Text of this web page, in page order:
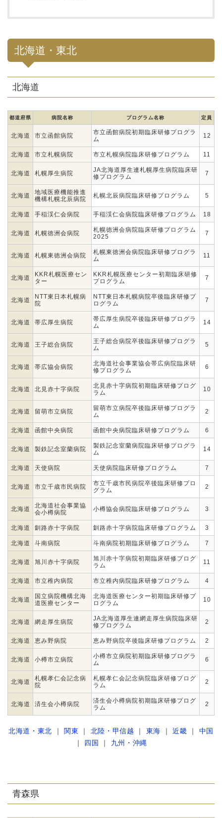
北海道・東北
北海道
都道府県 病院名称 プログラム名称 定員
北海道 市立函館病院
市立函館病院初期臨床研修プログラ
ム
12
北海道 市立札幌病院 市立札幌病院臨床研修プログラム 11
北海道 札幌厚生病院
JA北海道厚生連札幌厚生病院臨床研
修プログラム
7
北海道
地域医療機能推進
機構札幌北辰病院
札幌北辰病院臨床研修プログラム 5
北海道 手稲渓仁会病院 手稲渓仁会病院臨床研修プログラム 18
北海道 札幌徳洲会病院
札幌徳洲会病院臨床研修プログラム
2025
7
北海道 札幌東徳洲会病院
札幌東徳洲会病院臨床研修プログラ
ム
11
北海道
KKR札幌医療セン
ター
KKR札幌医療センター初期臨床研修
プログラム
7
北海道
NTT東日本札幌病
院
NTT東日本札幌病院卒後臨床研修プ
ログラム
7
北海道 帯広厚生病院
帯広厚生病院卒後臨床研修プログラ
ム
14
北海道 王子総合病院
王子総合病院卒後臨床研修プログラ
ム
5
北海道 帯広協会病院
北海道社会事業協会帯広病院臨床研
修プログラム
6
北海道 北見赤十字病院
北見赤十字病院初期臨床研修プログ
ラム
10
北海道 留萌市立病院
留萌市立病院卒後臨床研修プログラ
ム
2
北海道 函館中央病院 函館中央病院臨床研修プログラム 6
北海道 製鉄記念室蘭病院
製鉄記念室蘭病院臨床研修プログラ
ム
14
北海道 天使病院 天使病院臨床研修プログラム 7
北海道 市立千歳市民病院
市立千歳市民病院卒後臨床研修プロ
グラム
2
北海道
北海道社会事業協
会小樽病院
小樽協会病院臨床研修プログラム 3
北海道 釧路赤十字病院 釧路赤十字病院臨床研修プログラム 3
北海道 斗南病院 斗南病院初期臨床研修プログラム 7
北海道 旭川赤十字病院
旭川赤十字病院初期臨床研修プログ
ラム
11
北海道 市立稚内病院 市立稚内病院臨床研修プログラム 4
北海道
国立病院機構北海
道医療センター
北海道医療センター初期臨床研修プ
ログラム
10
北海道 網走厚生病院
JA北海道厚生連網走厚生病院臨床研
修プログラム
2
北海道 恵み野病院 恵み野病院卒後臨床研修プログラム 2
北海道 小樽市立病院
小樽市立病院初期臨床研修プログラ
ム
6
北海道
札幌孝仁会記念病
院
札幌孝仁会記念病院臨床研修プログ
ラム
2
北海道 済生会小樽病院
済生会小樽病院初期臨床研修プログ
ラム
2
北海道・東北 関東 北陸・甲信越 東海 ｜近畿
中国
四国 九州・沖縄
青森県